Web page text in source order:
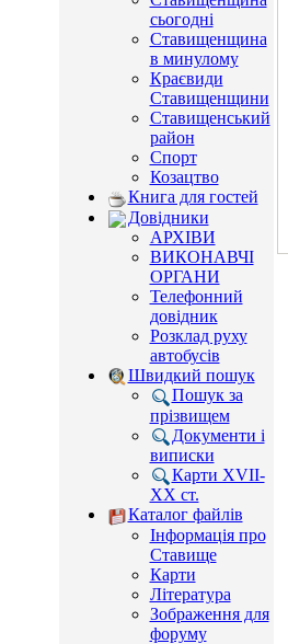
сьогодні
Ставищенщина
в минулому
Краєвиди
Ставищенщини
Ставищенський
район
Спорт
Козацтво
Книга для гостей
Довідники
АРХІВИ
ВИКОНАВЧІ
ОРГАНИ
Телефонний
довідник
Розклад руху
автобусів
Швидкий пошук
Пошук за
прізвищем
Документи і
виписки
Карти XVII-
XX ст.
Каталог файлів
Інформація про
Ставище
Карти
Література
Зображення для
форуму